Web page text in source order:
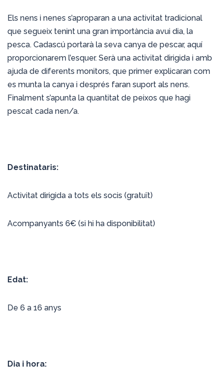
Els nens i nenes s’aproparan a una activitat tradicional
que segueix tenint una gran importància avui dia, la
pesca. Cadascú portarà la seva canya de pescar, aquí
proporcionarem l’esquer. Serà una activitat dirigida i amb
ajuda de diferents monitors, que primer explicaran com
es munta la canya i després faran suport als nens.
Finalment s’apunta la quantitat de peixos que hagi
pescat cada nen/a.
Destinataris:
Activitat dirigida a tots els socis (gratuït)
Acompanyants 6€ (si hi ha disponibilitat)
Edat:
De 6 a 16 anys
Dia i hora: